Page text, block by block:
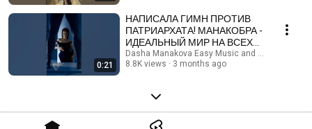
0:21
НАПИСАЛА ГИМН ПРОТИВ
ПАТРИАРХАТА! МАНАКОБРА -
ИДЕАЛЬНЫЙ МИР НА ВСЕХ
ПЛОЩАДКАХ
Dasha Manakova Easy Music and МАНАКОБРА
8.8K views
3 months ago